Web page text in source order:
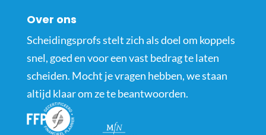
Over ons
Scheidingsprofs stelt zich als doel om koppels
snel, goed en voor een vast bedrag te laten
scheiden. Mocht je vragen hebben, we staan
altijd klaar om ze te beantwoorden.